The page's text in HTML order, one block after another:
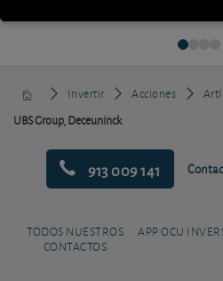
Invertir Acciones
UBS Group, Deceuninck
913 009 141
TODOS NUESTROS
CONTACTOS
APP OCU